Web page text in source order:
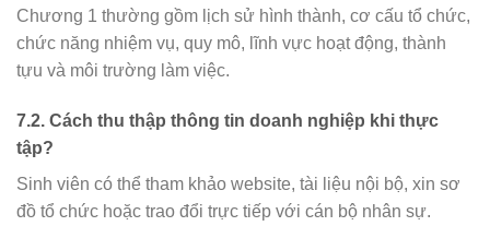
Chương 1 thường gồm lịch sử hình thành, cơ cấu tổ chức,
chức năng nhiệm vụ, quy mô, lĩnh vực hoạt động, thành
tựu và môi trường làm việc.
7.2. Cách thu thập thông tin doanh nghiệp khi thực
tập?
Sinh viên có thể tham khảo website, tài liệu nội bộ, xin sơ
đồ tổ chức hoặc trao đổi trực tiếp với cán bộ nhân sự.